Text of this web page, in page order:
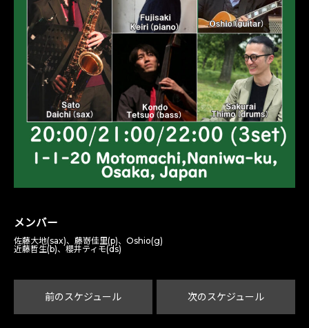
メンバー
佐藤大地(sax)、藤嵜佳里(p)、Oshio(g)
近藤哲生(b)、櫻井ティモ(ds)
前のスケジュール 次のスケジュール